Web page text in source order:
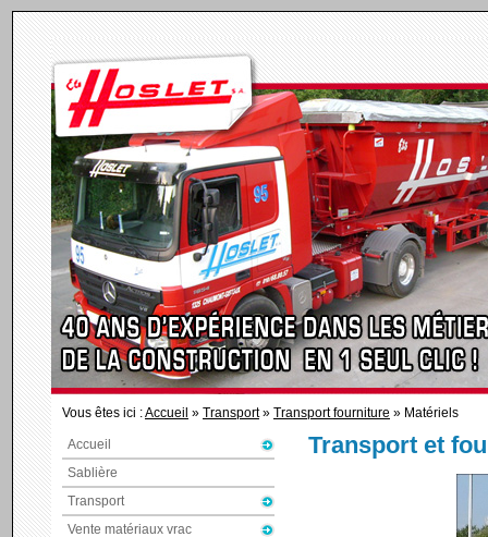
Vous êtes ici :Accueil » Transport» Transport fourniture » Matériels
Accueil
Sablière
Transport
Vente matériaux vrac
Transport et